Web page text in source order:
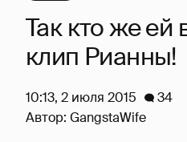
Так кто же
клип Рианны!
10:13, 2 июля 2015
34
Автор: GangstaWife